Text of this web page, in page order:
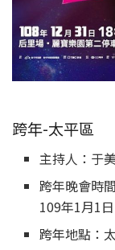
跨年-太平區
主持人：于
跨年晚會時
109年1月1
跨年地點：